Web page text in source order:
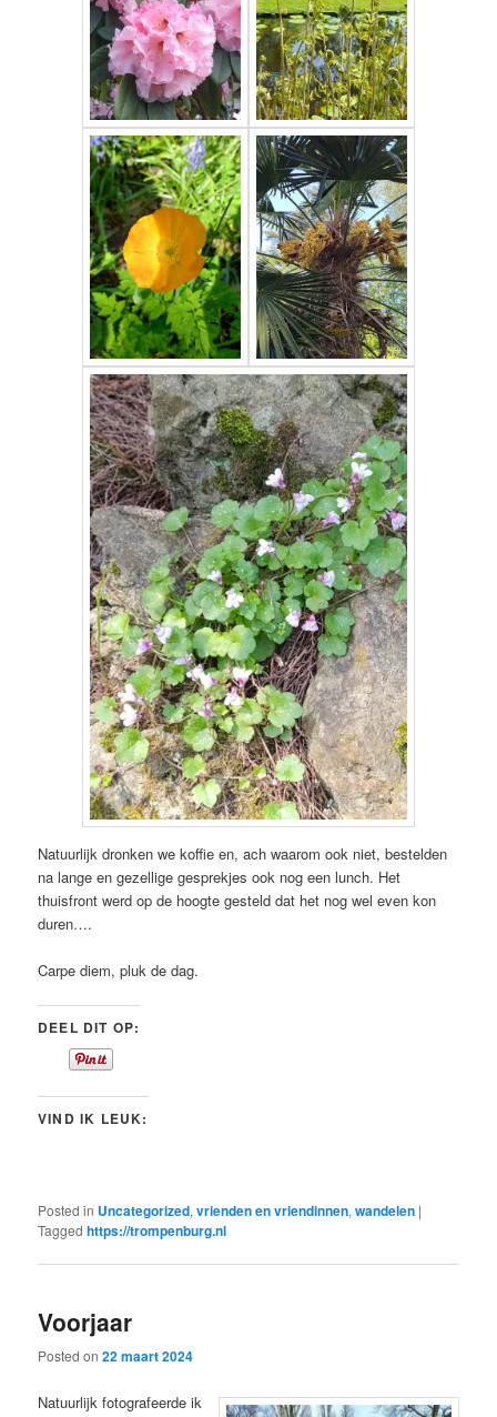
Natuurlijk dronken we koffie en, ach waarom ook niet, bestelden
na lange en gezellige gesprekjes ook nog een lunch. Het
thuisfront werd op de hoogte gesteld dat het nog wel even kon
duren….
Carpe diem, pluk de dag.
DEEL DIT OP:
VIND IK LEUK:
Posted in Uncategorized,vrienden en vriendinnen,wandelen |
Tagged https://trompenburg.nl
Voorjaar
Posted on22 maart 2024
Natuurlijk fotografeerde ik